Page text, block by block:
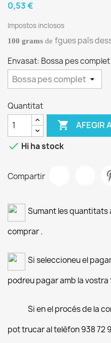
0,53 €
Impostos inclosos
100 grams de fgues país
Envasat: Bossa pes complet
Quantitat
 AFEGIR
 Hi ha stock
Compartir
Sumant les quantitats
comprar .
Si seleccioneu el
podreu pagar amb la
Si en el procés de la
pot trucar al telèfon 938 72